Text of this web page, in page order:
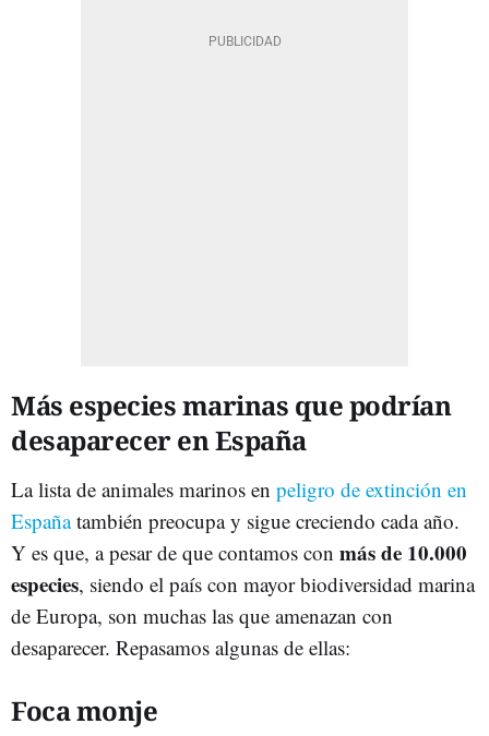
Más especies marinas que podrían
desaparecer en España
La lista de animales marinos en peligro de extinción en
Españatambién preocupa y sigue creciendo cada año.
Y es que, a pesar de que contamos con más de 10.000
especies, siendo el país con mayor biodiversidad marina
de Europa, son muchas las que amenazan con
desaparecer. Repasamos algunas de ellas:
Foca monje